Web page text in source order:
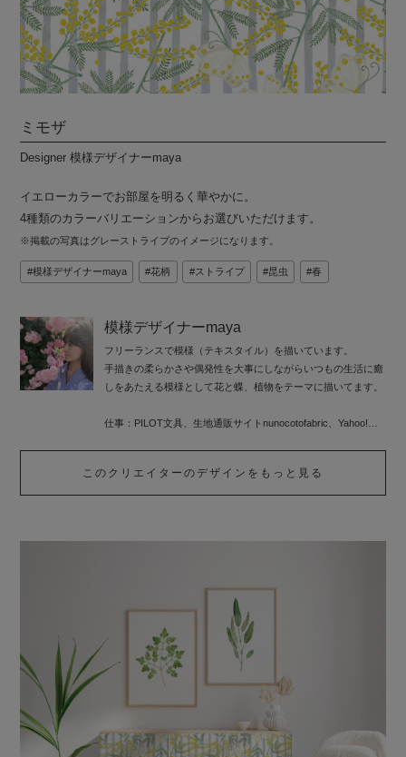
ミモザ
Designer 模様デザイナーmaya
イエローカラーでお部屋を明るく華やかに。
4種類のカラーバリエーションからお選びいただけます。
※掲載の写真はグレーストライプのイメージになります。
模様デザイナーmaya 花柄 ストライプ 昆虫 春
模様デザイナーmaya
フリーランスで模様（テキスタイル）を描いています。
手描きの柔らかさや偶発性を大事にしながらいつもの生活に癒
しをあたえる模様として花と蝶、植物をテーマに描いてます。
仕事：PILOT文具、生地通販サイトnunocotofabric、Yahoo!き
このクリエイターのデザインをもっと見る